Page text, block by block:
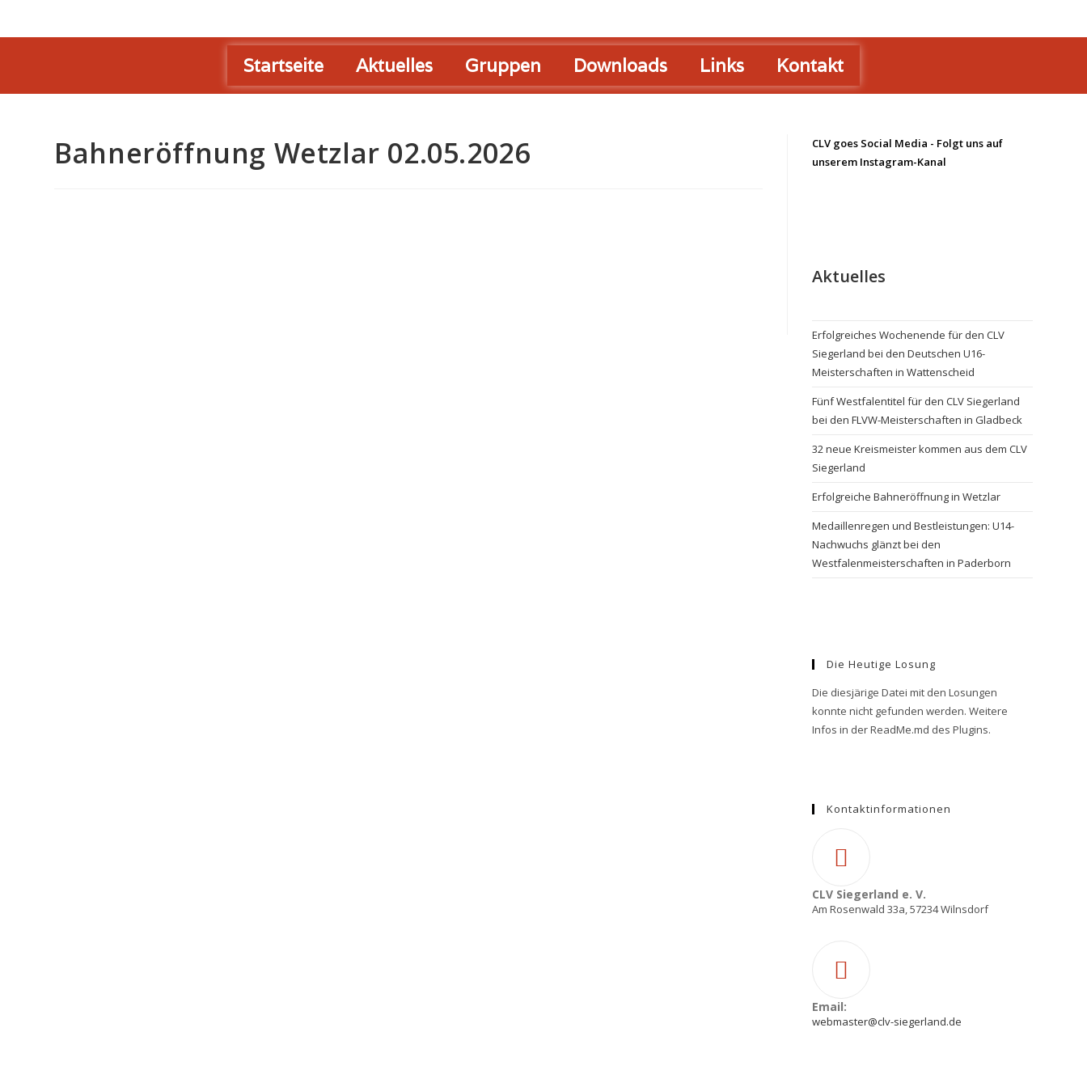
Startseite Aktuelles Gruppen Downloads Links Kontakt
Bahneröffnung Wetzlar 02.05.2026
CLV goes Social Media - Folgt uns auf
unserem Instagram-Kanal
Aktuelles
Erfolgreiches Wochenende für den CLV
Siegerland bei den Deutschen U16-
Meisterschaften in Wattenscheid
Fünf Westfalentitel für den CLV Siegerland
bei den FLVW-Meisterschaften in Gladbeck
32 neue Kreismeister kommen aus dem CLV
Siegerland
Erfolgreiche Bahneröffnung in Wetzlar
Medaillenregen und Bestleistungen: U14-
Nachwuchs glänzt bei den
Westfalenmeisterschaften in Paderborn
Die Heutige Losung
Die diesjärige Datei mit den Losungen
konnte nicht gefunden werden. Weitere
Infos in der ReadMe.md des Plugins.
Kontaktinformationen
CLV Siegerland e. V.
Am Rosenwald 33a, 57234 Wilnsdorf
Email:
webmaster@clv-siegerland.de